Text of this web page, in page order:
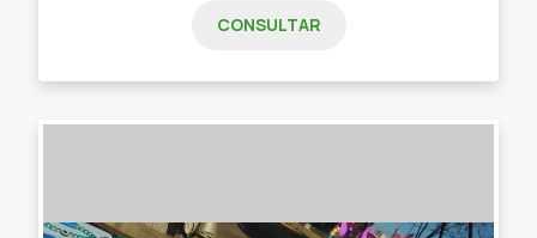
CONSULTAR